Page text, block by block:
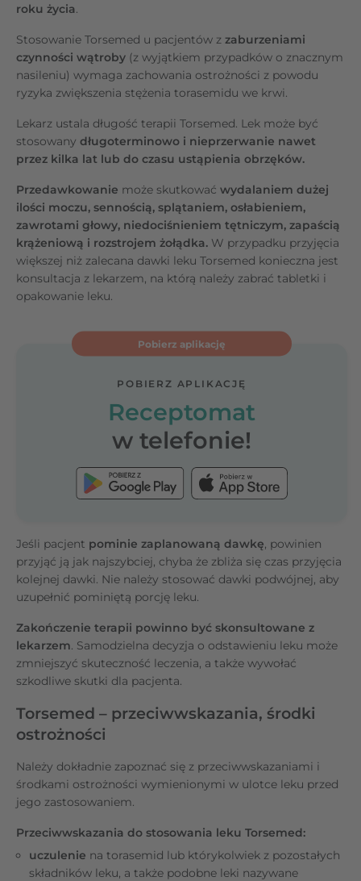
roku życia.
Stosowanie Torsemed u pacjentów z zaburzeniami
czynności wątroby (z wyjątkiem przypadków o znacznym
nasileniu) wymaga zachowania ostrożności z powodu
ryzyka zwiększenia stężenia torasemidu we krwi.
Lekarz ustala długość terapii Torsemed. Lek może być
stosowany długoterminowo i nieprzerwanie nawet
przez kilka lat lub do czasu ustąpienia obrzęków.
Przedawkowanie może skutkować wydalaniem dużej
ilości moczu, sennością, splątaniem, osłabieniem,
zawrotami głowy, niedociśnieniem tętniczym, zapaścią
krążeniową i rozstrojem żołądka. W przypadku przyjęcia
większej niż zalecana dawki leku Torsemed konieczna jest
konsultacja z lekarzem, na którą należy zabrać tabletki i
opakowanie leku.
Pobierz aplikację
POBIERZ APLIKACJĘ
Receptomat
w telefonie!
Jeśli pacjent pominie zaplanowaną dawkę, powinien
przyjąć ją jak najszybciej, chyba że zbliża się czas przyjęcia
kolejnej dawki. Nie należy stosować dawki podwójnej, aby
uzupełnić pominiętą porcję leku.
Zakończenie terapii powinno być skonsultowane z
lekarzem. Samodzielna decyzja o odstawieniu leku może
zmniejszyć skuteczność leczenia, a także wywołać
szkodliwe skutki dla pacjenta.
Torsemed – przeciwwskazania, środki
ostrożności
Należy dokładnie zapoznać się z przeciwwskazaniami i
środkami ostrożności wymienionymi w ulotce leku przed
jego zastosowaniem.
Przeciwwskazania do stosowania leku Torsemed:
uczulenie na torasemid lub którykolwiek z pozostałych
składników leku, a także podobne leki nazywane